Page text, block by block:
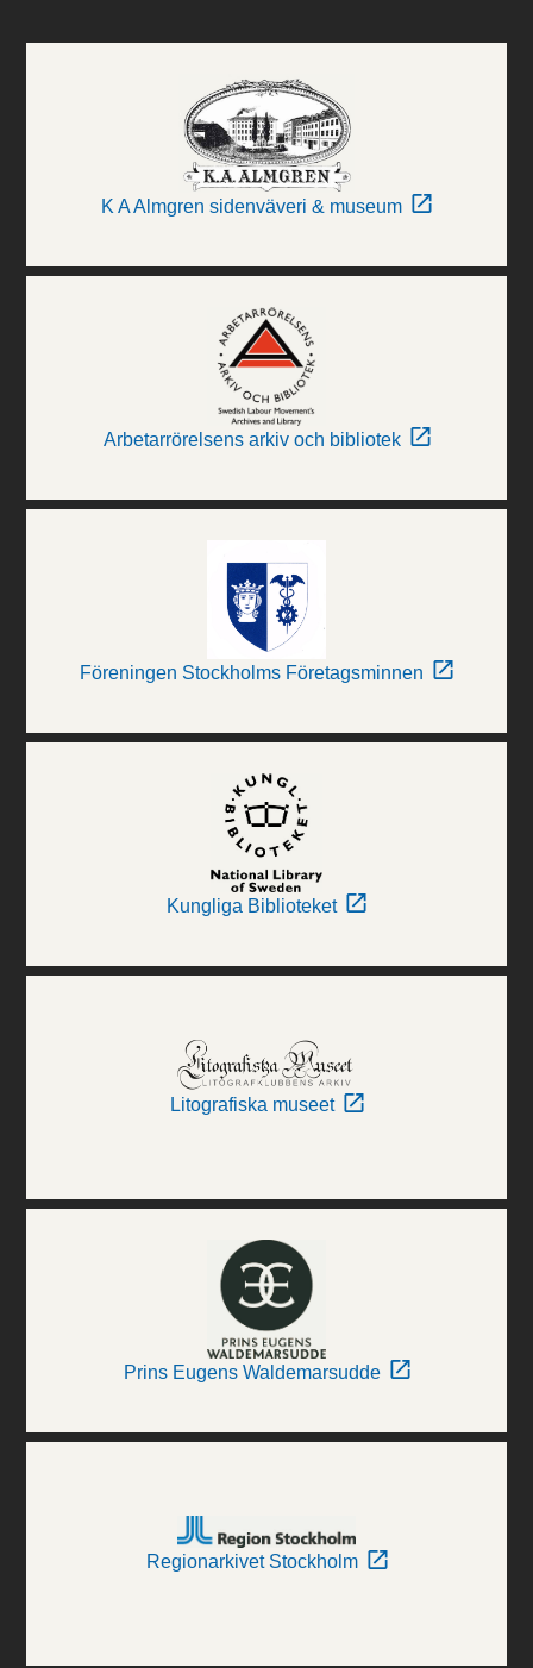
K A Almgren sidenväveri & museum
Arbetarrörelsens arkiv och bibliotek
Föreningen Stockholms Företagsminnen
Kungliga Biblioteket
Litografiska museet
Prins Eugens Waldemarsudde
Regionarkivet Stockholm